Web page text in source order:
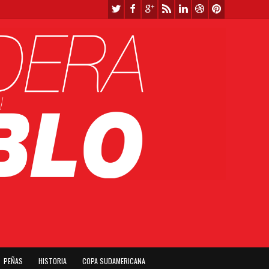
PEÑAS HISTORIA COPA SUDAMERICANA